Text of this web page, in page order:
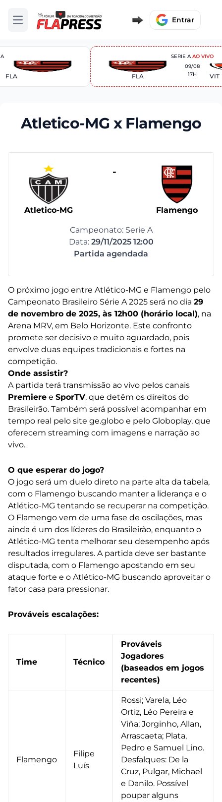
Abrir menu Entrar
FLA
SERIE AAO VIVO
FLA
09/08
17H
VIT
Atletico-MG x Flamengo
Atletico-MG
-
Flamengo
Campeonato: Serie A
Data: 29/11/2025 12:00
Partida agendada
O próximo jogo entre Atlético-MG e Flamengo pelo
Campeonato Brasileiro Série A 2025 será no dia 29
de novembro de 2025, às 12h00 (horário local), na
Arena MRV, em Belo Horizonte. Este confronto
promete ser decisivo e muito aguardado, pois
envolve duas equipes tradicionais e fortes na
competição.
Onde assistir?
A partida terá transmissão ao vivo pelos canais
Premiere e SporTV, que detêm os direitos do
Brasileirão. Também será possível acompanhar em
tempo real pelo site ge.globo e pelo Globoplay, que
oferecem streaming com imagens e narração ao
vivo.
O que esperar do jogo?
O jogo será um duelo direto na parte alta da tabela,
com o Flamengo buscando manter a liderança e o
Atlético-MG tentando se recuperar na competição.
O Flamengo vem de uma fase de oscilações, mas
ainda é um dos líderes do Brasileirão, enquanto o
Atlético-MG tenta melhorar seu desempenho após
resultados irregulares. A partida deve ser bastante
disputada, com o Flamengo apostando em seu
ataque forte e o Atlético-MG buscando aproveitar o
fator casa para pressionar.
Prováveis escalações:
Time Técnico
Prováveis
Jogadores
(baseados em jogos
recentes)
Flamengo
Filipe
Luís
Rossi; Varela, Léo
Ortiz, Léo Pereira e
Viña; Jorginho, Allan,
Arrascaeta; Plata,
Pedro e Samuel Lino.
Desfalques: De la
Cruz, Pulgar, Michael
e Danilo. Possível
poupar alguns